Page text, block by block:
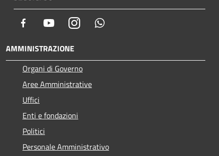
Facebook YoutubeInstagram
AMMINISTRAZIONE
Organi di Governo
Aree Amministrative
Uffici
Enti e fondazioni
Politici
Personale Amministrativo